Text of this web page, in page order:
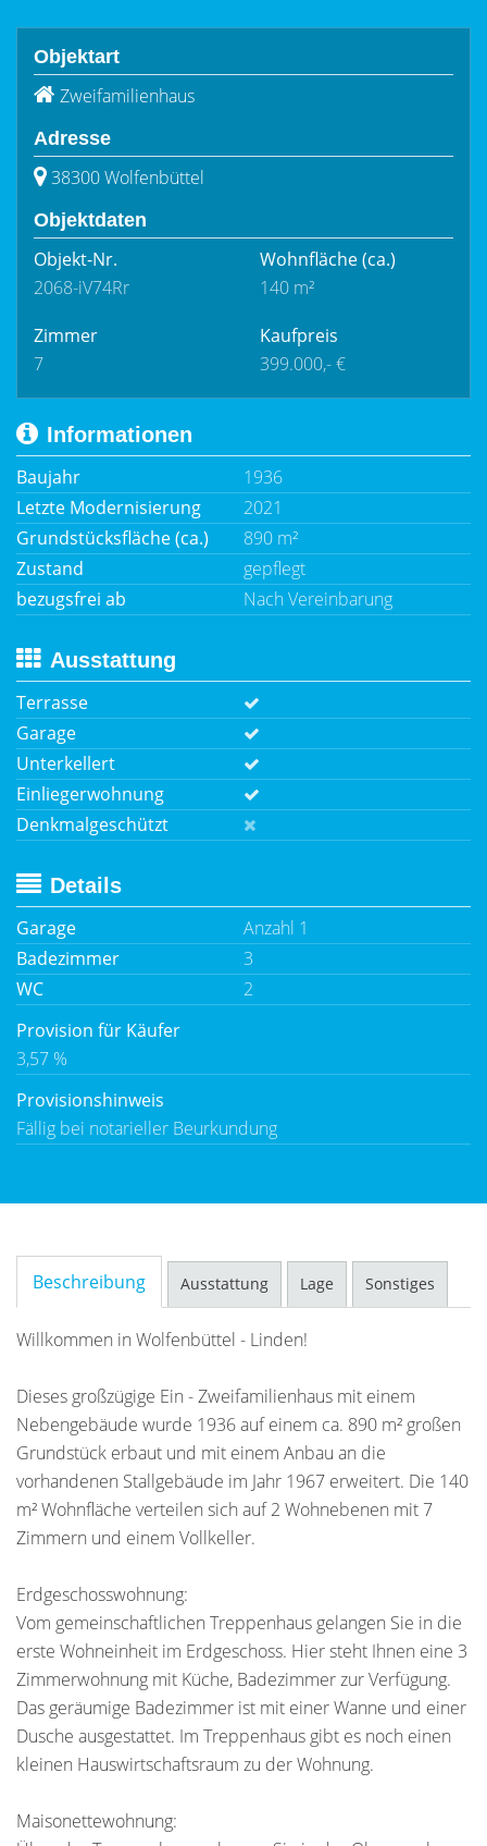
Objektart
Zweifamilienhaus
Adresse
38300 Wolfenbüttel
Objektdaten
Objekt-Nr.
2068-iV74Rr
Wohnfläche(ca.)
140 m²
Zimmer
7
Kaufpreis
399.000,- €
Informationen
Baujahr
1936
Letzte Modernisierung
2021
Grundstücksfläche (ca.)
890 m²
Zustand
gepflegt
bezugsfrei ab
Nach Vereinbarung
Ausstattung
Terrasse
Garage
Unterkellert
Einliegerwohnung
Denkmalgeschützt
Details
Garage
Anzahl 1
Badezimmer
3
WC
2
Provision für Käufer
3,57 %
Provisionshinweis
Fällig bei notarieller Beurkundung
Beschreibung Ausstattung Lage Sonstiges
Willkommen in Wolfenbüttel - Linden!
Dieses großzügige Ein - Zweifamilienhaus mit einem
Nebengebäude wurde 1936 auf einem ca. 890 m² großen
Grundstück erbaut und mit einem Anbau an die
vorhandenen Stallgebäude im Jahr 1967 erweitert. Die 140
m² Wohnfläche verteilen sich auf 2 Wohnebenen mit 7
Zimmern und einem Vollkeller.
Erdgeschosswohnung:
Vom gemeinschaftlichen Treppenhaus gelangen Sie in die
erste Wohneinheit im Erdgeschoss. Hier steht Ihnen eine 3
Zimmerwohnung mit Küche, Badezimmer zur Verfügung.
Das geräumige Badezimmer ist mit einer Wanne und einer
Dusche ausgestattet. Im Treppenhaus gibt es noch einen
kleinen Hauswirtschaftsraum zu der Wohnung.
Maisonettewohnung: